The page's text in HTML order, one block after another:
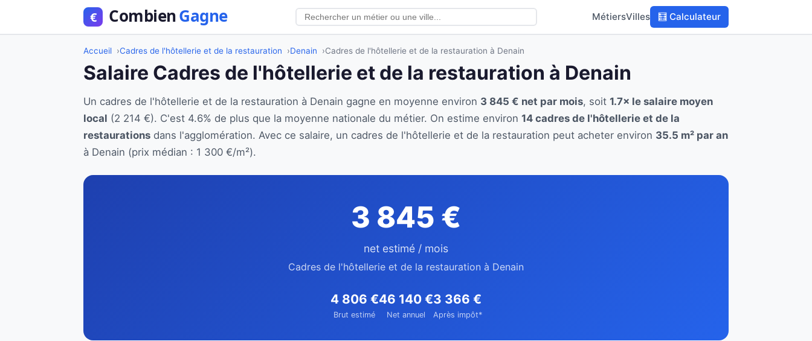
MétiersVilles 🧮 Calculateur
Accueil Cadres de l'hôtellerie et de la restauration Denain Cadres de l'hôtellerie et de la restauration à Denain
Salaire Cadres de l'hôtellerie et de la restauration à Denain
Un cadres de l'hôtellerie et de la restauration à Denain gagne en moyenne environ 3 845 € net par mois, soit 1.7× le salaire moyen
local (2 214 €). C'est 4.6% de plus que la moyenne nationale du métier. On estime environ 14 cadres de l'hôtellerie et de la
restaurations dans l'agglomération. Avec ce salaire, un cadres de l'hôtellerie et de la restauration peut acheter environ 35.5 m² par an
à Denain (prix médian : 1 300 €/m²).
3 845 €
net estimé / mois
Cadres de l'hôtellerie et de la restauration à Denain
4 806 €
Brut estimé
46 140 €
Net annuel
3 366 €
Après impôt*